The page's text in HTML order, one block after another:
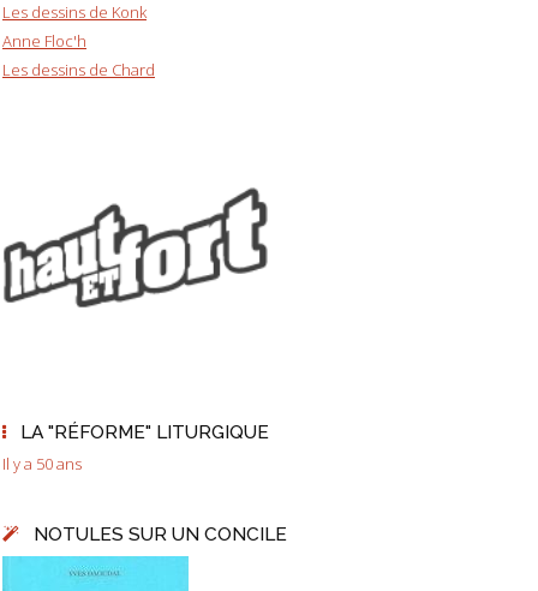
Les dessins de Konk
Anne Floc'h
Les dessins de Chard
LA "RÉFORME" LITURGIQUE
Il y a 50 ans
NOTULES SUR UN CONCILE